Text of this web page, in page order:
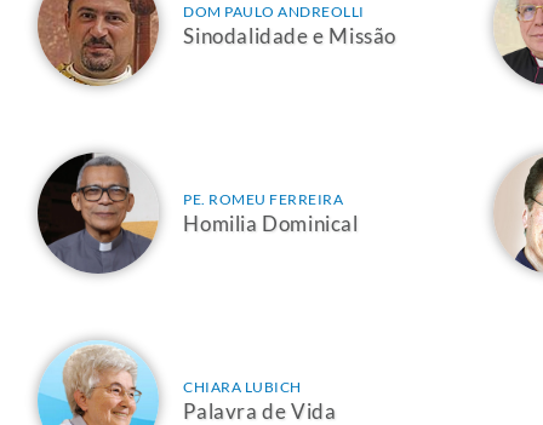
DOM PAULO ANDREOLLI
Sinodalidade e Missão
PE. ROMEU FERREIRA
Homilia Dominical
CHIARA LUBICH
Palavra de Vida